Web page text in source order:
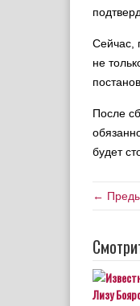
Сейчас,
не
После
будет
←